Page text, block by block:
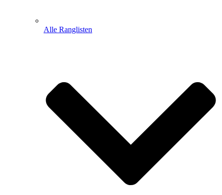
Alle Ranglisten